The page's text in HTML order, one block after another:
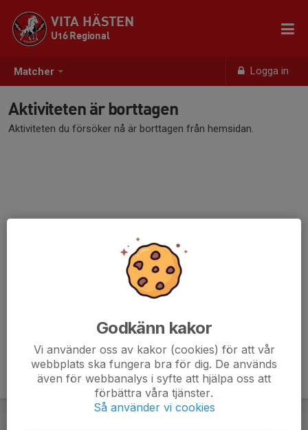
Matcher Logga in
VITA HÄSTEN
U16 Regional
Aktiviteten är borttagen
Aktiviteten du försöker nå är borttagen från hemsidan.
Godkänn kakor
Vi använder oss av kakor (cookies) för att vår
webbplats ska fungera bra för dig. De används
även för webbanalys i syfte att hjälpa oss att
förbättra våra tjänster.
Så använder vi cookies